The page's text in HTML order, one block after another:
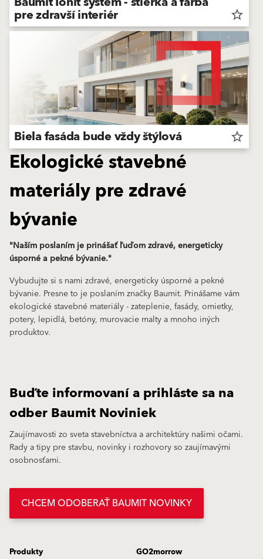
pre zdravší interiér star_border
Biela fasáda bude vždy štýlová star_border
Ekologické stavebné
materiály pre zdravé
bývanie
"Naším poslaním je prinášať ľuďom zdravé, energeticky
úsporné a pekné bývanie."
Vybudujte si s nami zdravé, energeticky úsporné a pekné
bývanie. Presne to je poslaním značky Baumit. Prinášame vám
ekologické stavebné materiály - zateplenie, fasády, omietky,
potery, lepidlá, betóny, murovacie malty a mnoho iných
produktov.
Buďte informovaní a prihláste sa na
odber Baumit Noviniek
Zaujímavosti zo sveta stavebníctva a architektúry našimi očami.
Rady a tipy pre stavbu, novinky i rozhovory so zaujímavými
osobnosťami.
CHCEM ODOBERAŤ BAUMIT NOVINKY
Produkty
GO2morrow